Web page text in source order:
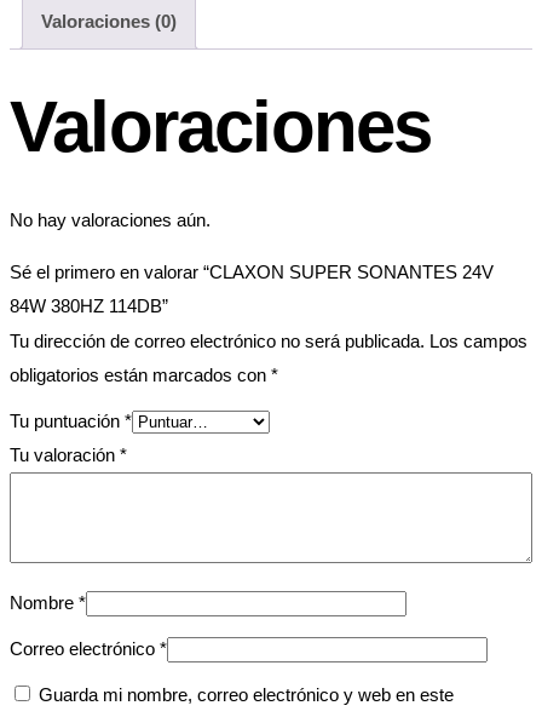
Valoraciones (0)
Valoraciones
No hay valoraciones aún.
Sé el primero en valorar “CLAXON SUPER SONANTES 24V
84W 380HZ 114DB”
Tu dirección de correo electrónico no será publicada. Los campos
obligatorios están marcados con *
Tu puntuación *
Tu valoración *
Nombre *
Correo electrónico *
Guarda mi nombre, correo electrónico y web en este